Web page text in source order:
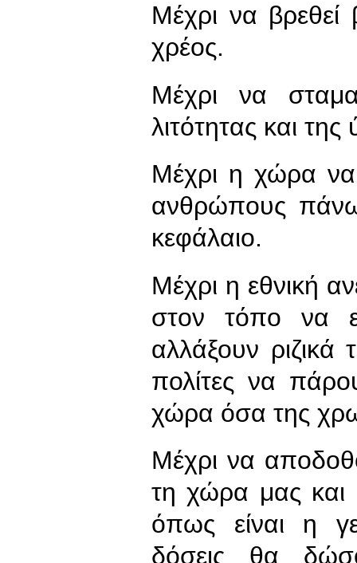
Μέχρι να
χρέος.
Μέχρι να
λιτότητας και
Μέχρι η χώρα να
ανθρώπους
κεφάλαιο.
Μέχρι η εθνική
στον τόπο να
αλλάξουν
πολίτες να
χώρα όσα της
Μέχρι να
τη χώρα μας και
όπως είναι η
δόσεις θα